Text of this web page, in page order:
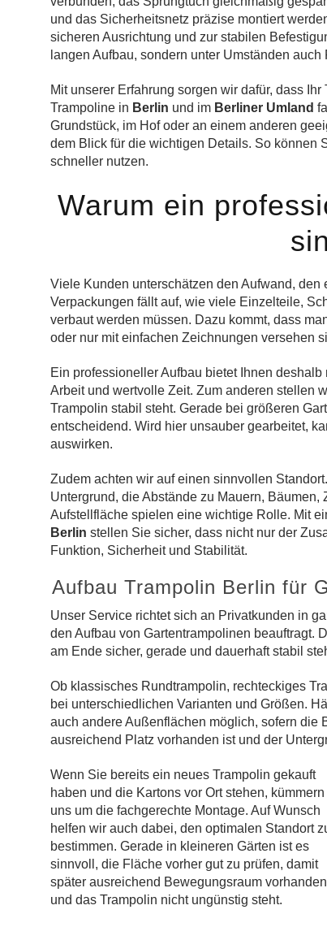
und das Sicherheitsnetz präzise montiert
sicheren Ausrichtung und zur stabilen
langen Aufbau, sondern unter Umständen
Mit unserer Erfahrung sorgen wir dafür, dass
Trampoline in Berlin und im Berliner Umland
Grundstück, im Hof oder an einem anderen
dem Blick für die wichtigen Details. So können
schneller nutzen.
Warum ein
Viele Kunden unterschätzen den Aufwand,
Verpackungen fällt auf, wie viele Einzelteile,
verbaut werden müssen. Dazu kommt, dass
oder nur mit einfachen Zeichnungen versehen
Ein professioneller Aufbau bietet Ihnen
Arbeit und wertvolle Zeit. Zum anderen stellen
Trampolin stabil steht. Gerade bei größeren
entscheidend. Wird hier unsauber gearbeitet,
auswirken.
Zudem achten wir auf einen sinnvollen
Untergrund, die Abstände zu Mauern,
Aufstellfläche spielen eine wichtige Rolle. Mit
Berlin stellen Sie sicher, dass nicht nur der
Funktion, Sicherheit und Stabilität.
Aufbau Trampolin Berlin für
Unser Service richtet sich an Privatkunden in
den Aufbau von Gartentrampolinen beauftragt.
am Ende sicher, gerade und dauerhaft stabil
Ob klassisches Rundtrampolin, rechteckiges
bei unterschiedlichen Varianten und Größen.
auch andere Außenflächen möglich, sofern die
ausreichend Platz vorhanden ist und der
Wenn Sie bereits ein neues Trampolin gekauft
haben und die Kartons vor Ort stehen,
uns um die fachgerechte Montage. Auf Wunsch
helfen wir auch dabei, den optimalen Standort
bestimmen. Gerade in kleineren Gärten ist es
sinnvoll, die Fläche vorher gut zu prüfen, damit
später ausreichend Bewegungsraum
und das Trampolin nicht ungünstig steht.